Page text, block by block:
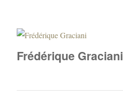
Frédérique Graciani